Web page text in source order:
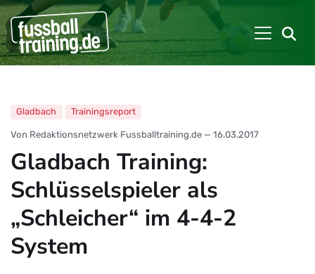
Gladbach Trainingsreport
Von Redaktionsnetzwerk Fussballtraining.de — 16.03.2017
Gladbach Training:
Schlüsselspieler als
„Schleicher“ im 4-4-2
System